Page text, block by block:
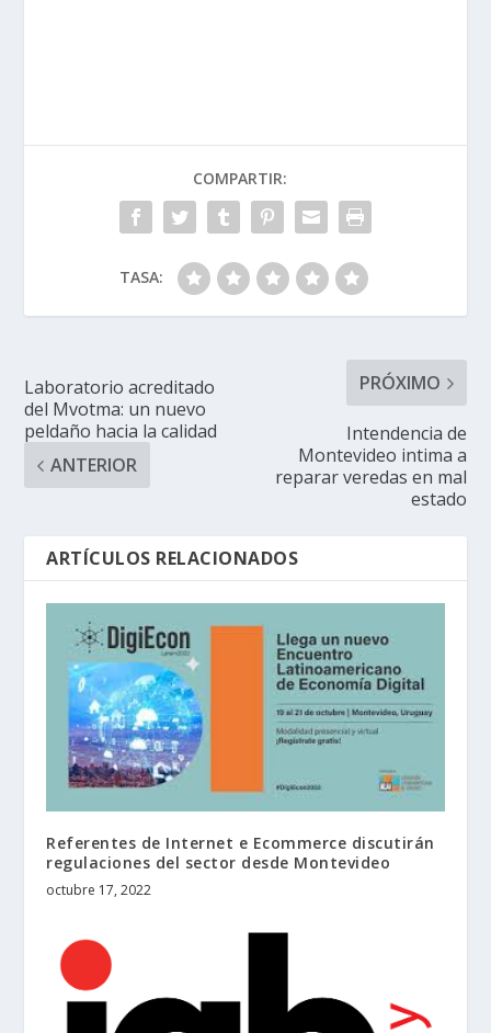
COMPARTIR:
TASA:
Laboratorio acreditado
del Mvotma: un nuevo
peldaño hacia la calidad
ANTERIOR
PRÓXIMO
Intendencia de
Montevideo intima a
reparar veredas en mal
estado
ARTÍCULOS RELACIONADOS
Referentes de Internet e Ecommerce discutirán
regulaciones del sector desde Montevideo
octubre 17, 2022